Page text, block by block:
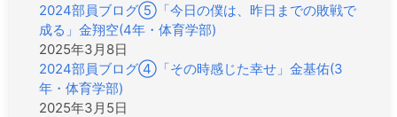
2024部員ブログ⑤「今日の僕は、昨日までの敗戦で
成る」金翔空(4年・体育学部)
2025年3月8日
2024部員ブログ④「その時感じた幸せ」金基佑(3
年・体育学部)
2025年3月5日